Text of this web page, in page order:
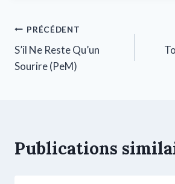
PRÉCÉDENT
S’il Ne Reste Qu’un
Sourire (PeM)
Publications